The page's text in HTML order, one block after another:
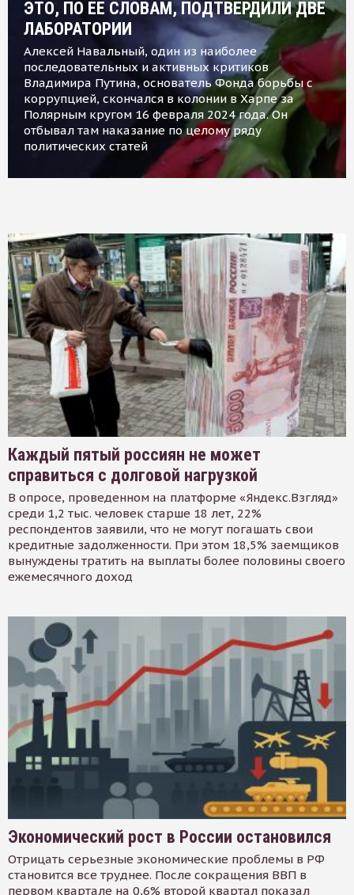
ЭТО, ПО ЕЕ СЛОВАМ, ПОДТВЕРДИЛИ ДВЕ
ЛАБОРАТОРИИ
Алексей Навальный, один из наиболее
последовательных и активных критиков
Владимира Путина, основатель Фонда борьбы с
коррупцией, скончался в колонии в Харпе за
Полярным кругом 16 февраля 2024 года. Он
отбывал там наказание по целому ряду
политических статей
Каждый пятый россиян не может
справиться с долговой нагрузкой
В опросе, проведенном на платформе «Яндекс.Взгляд»
среди 1,2 тыс. человек старше 18 лет, 22%
респондентов заявили, что не могут погашать свои
кредитные задолженности. При этом 18,5% заемщиков
вынуждены тратить на выплаты более половины своего
ежемесячного доход
Экономический рост в России остановился
Отрицать серьезные экономические проблемы в РФ
становится все труднее. После сокращения ВВП в
первом квартале на 0,6% второй квартал показал